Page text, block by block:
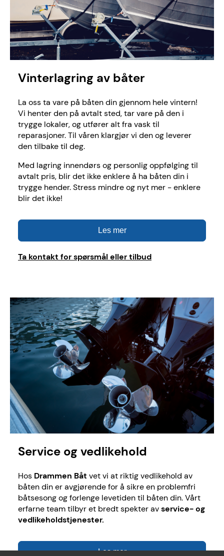
Vinterlagring av båter
La oss ta vare på båten din gjennom hele vintern!
Vi henter den på avtalt sted, tar vare på den i
trygge lokaler, og utfører alt fra vask til
reparasjoner. Til våren klargjør vi den og leverer
den tilbake til deg.
Med lagring innendørs og personlig oppfølging til
avtalt pris, blir det ikke enklere å ha båten din i
trygge hender. Stress mindre og nyt mer - enklere
blir det ikke!
Les mer
Ta kontakt for spørsmål eller tilbud
Service og vedlikehold
Hos Drammen Båt vet vi at riktig vedlikehold av
båten din er avgjørende for å sikre en problemfri
båtsesong og forlenge levetiden til båten din. Vårt
erfarne team tilbyr et bredt spekter avservice- og
vedlikeholdstjenester.
Les mer